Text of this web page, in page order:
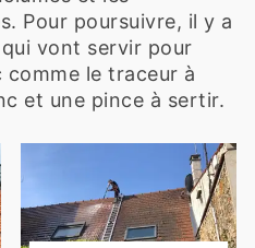
Pour poursuivre, il y a
vont servir pour
le traceur à
et une pince à sertir.